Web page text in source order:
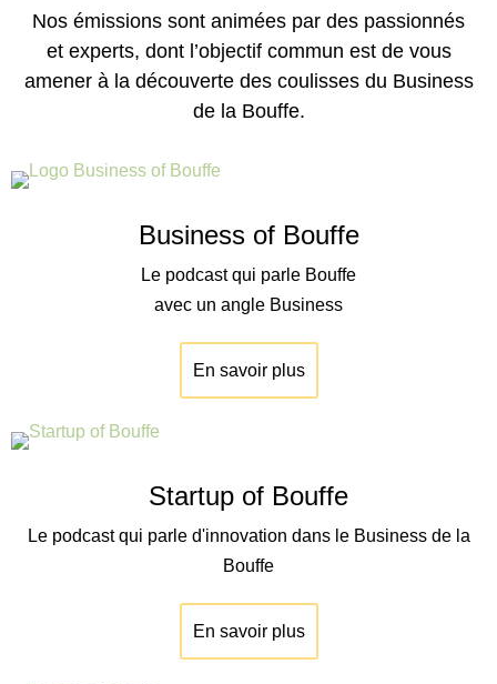
Nos émissions sont animées par des passionnés
et experts, dont l’objectif commun est de vous
amener à la découverte des coulisses du Business
de la Bouffe.
Business of Bouffe
Le podcast qui parle Bouffe
avec un angle Business
En savoir plus
Startup of Bouffe
Le podcast qui parle d'innovation dans le Business de la
Bouffe
En savoir plus